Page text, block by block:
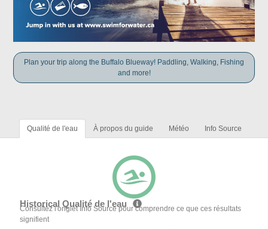
Plan your trip along the Buffalo Blueway! Paddling, Walking, Fishing
and more!
Qualité de l'eau À propos du guide Météo Info Source
Historical Qualité de l'eau
Consultez l'onglet Info Source pour comprendre ce que ces résultats
signifient